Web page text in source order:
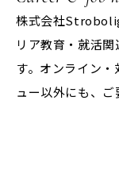
株式会社
リア教育・就活
す。オンライン
ュー以外にも、ご